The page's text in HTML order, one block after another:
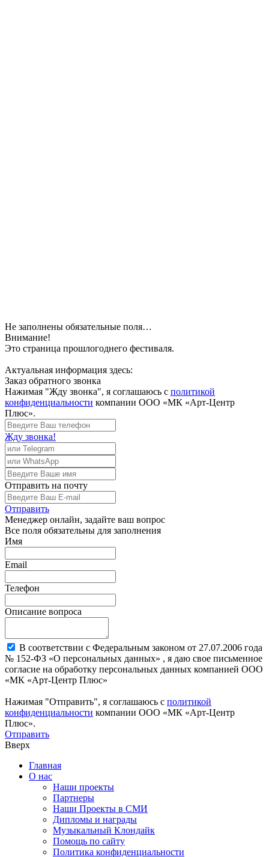
Не заполнены обязательные поля…
Внимание!
Это страница прошлогоднего фестиваля.
Актуальная информация здесь:
Заказ обратного звонка
Нажимая "Жду звонка", я соглашаюсь с политикой
конфиденциальности компании ООО «МК «Арт-Центр
Плюс».
Жду звонка!
Отправить на почту
Отправить
Менеджер онлайн, задайте ваш вопрос
Все поля обязательны для заполнения
Имя
Email
Телефон
Описание вопроса
В соответствии с Федеральным законом от 27.07.2006 года
№ 152-ФЗ «О персональных данных» , я даю свое письменное
согласие на обработку персональных данных компанией ООО
«МК «Арт-Центр Плюс»
Нажимая "Отправить", я соглашаюсь с политикой
конфиденциальности компании ООО «МК «Арт-Центр
Плюс».
Отправить
Вверх
Главная
О нас
Наши проекты
Партнеры
Наши Проекты в СМИ
Дипломы и награды
Музыкальный Клондайк
Помощь по сайту
Политика конфиденциальности